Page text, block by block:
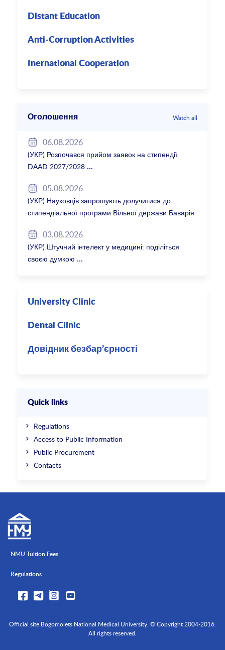
Distant Education
Anti-Corruption Activities
Inernational Cooperation
Оголошення Watch all
06.08.2026
(УКР) Розпочався прийом заявок на стипендії
DAAD 2027/2028
05.08.2026
(УКР) Науковців запрошують долучитися до
стипендіальної програми Вільної держави Баварія
03.08.2026
(УКР) Штучний інтелект у медицині: поділіться
своєю думкою
University Clinic
Dental Clinic
Довідник безбар’єрності
Quick links
Regulations
Access to Public Information
Public Procurement
Contacts
NMU Tuition Fees
Regulations
Official site Bogomolets National Medical University. © Copyright 2004-2016.
All rights reserved.